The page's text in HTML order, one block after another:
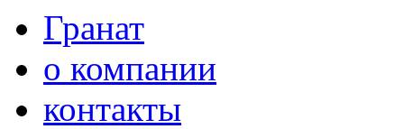
Гранат
о компании
контакты